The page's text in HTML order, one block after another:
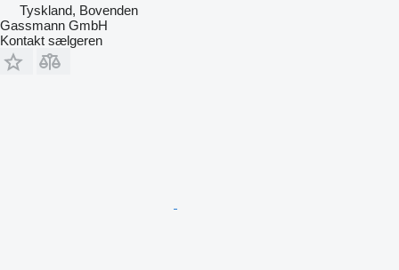
Tyskland, Bovenden
Gassmann GmbH
Kontakt sælgeren